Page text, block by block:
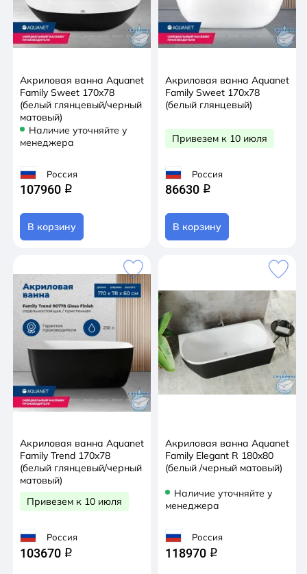
Акриловая ванна Aquanet
Family Sweet 170x78
(белый глянцевый/черный
матовый)
Наличие уточняйте у
менеджера
Россия
107960 q
В корзину
Акриловая ванна Aquanet
Family Sweet 170x78
(белый глянцевый)
Привезем к 10 июля
Россия
86630 q
В корзину
Акриловая ванна Aquanet
Family Trend 170x78
(белый глянцевый/черный
матовый)
Привезем к 10 июля
Россия
103670 q
Акриловая ванна Aquanet
Family Elegant R 180x80
(белый /черный матовый)
Наличие уточняйте у
менеджера
Россия
118970 q